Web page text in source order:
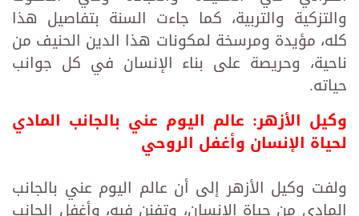
والتزكية والتربية، كما جاءت السنة بتفاصيل هذا
كله، مؤيدة ومرسخة لمكونات هذا الدين الحنيف من
ناحية، وحريصة على بناء الإنسان في كل جوانب
حياته.
وكيل الأزهر: عالم اليوم عني بالجانب المادي
لحياة الإنسان وأغفل الروحي
ولفت وكيل الأزهر إلى أن عالم اليوم عني بالجانب
المادي من حياة الإنسان، وتفنن فيه، وأغفل الجانب